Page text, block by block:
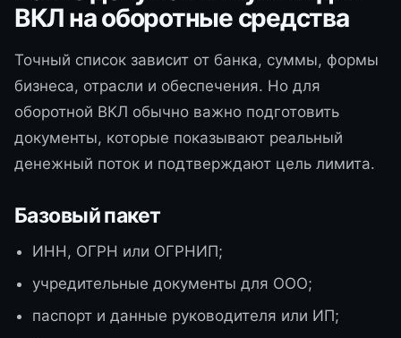
ВКЛ на оборотные средства
Точный список зависит от банка, суммы, формы
бизнеса, отрасли и обеспечения. Но для
оборотной ВКЛ обычно важно подготовить
документы, которые показывают реальный
денежный поток и подтверждают цель лимита.
Базовый пакет
ИНН, ОГРН или ОГРНИП;
учредительные документы для ООО;
паспорт и данные руководителя или ИП;